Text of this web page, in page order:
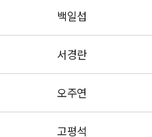
백일섭
서경란
오주연
고평석